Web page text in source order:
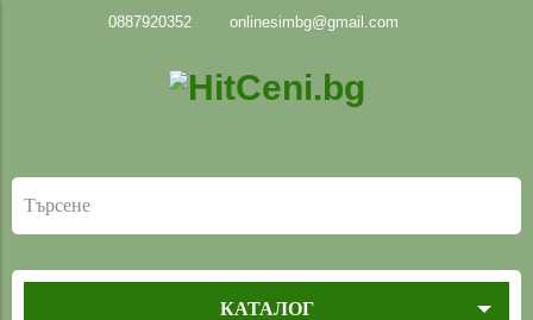
0887920352 onlinesimbg@gmail.com
КАТАЛОГ